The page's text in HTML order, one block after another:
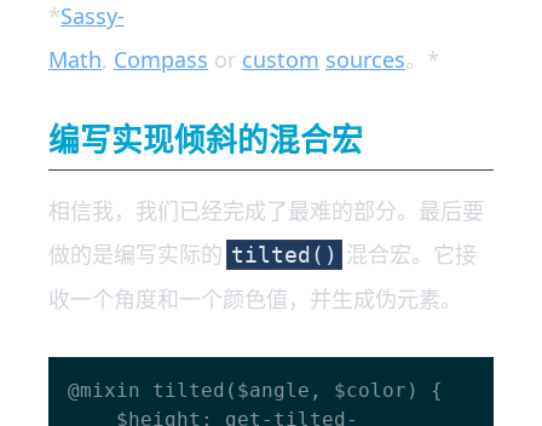
*Sassy-
Math, Compass or custom sources。*
编写实现倾斜的混合宏
相信我，我们已经完成了最难的部分。最后要
做的是编写实际的 tilted() 混合宏。它接
收一个角度和一个颜色值，并生成伪元素。
@mixin tilted($angle, $color) {